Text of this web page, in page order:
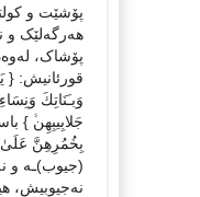
پۆشێت و
هەرگەلێک و
پۆشاک،
قورئانیش: {
وَﺑـَﻨَﺎﺗِﻚَ
ﺟَﻼﺑِﻴﺒِﻬِﻦﱠ }
بِخُمُرِهِنَّ
(جیوب)ـە و
نەجیوبیش،